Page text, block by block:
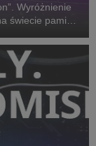
Wyróżnienie
świecie pamięć